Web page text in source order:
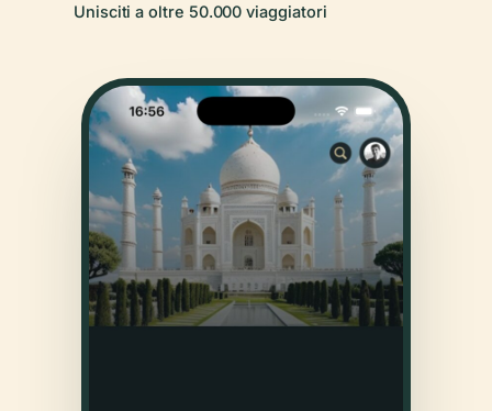
Unisciti a oltre 50.000 viaggiatori